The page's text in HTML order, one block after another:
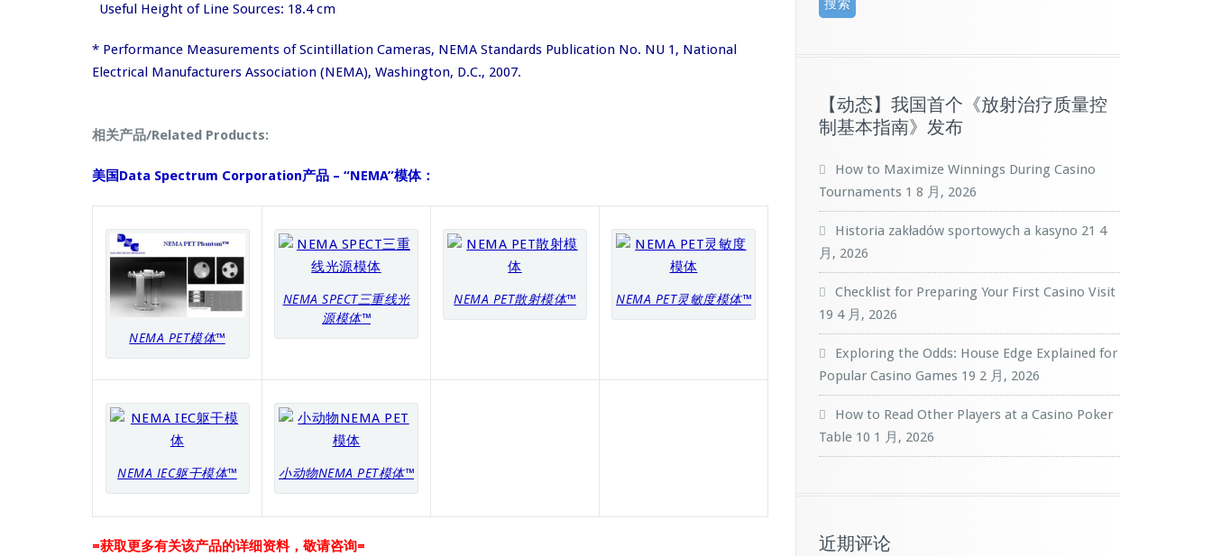
Useful Height of Line Sources: 18.4 cm
* Performance Measurements of Scintillation Cameras, NEMA Standards Publication No. NU 1, National
Electrical Manufacturers Association (NEMA), Washington, D.C., 2007.
相关产品/Related Products:
美国Data Spectrum Corporation产品 – “NEMA”模体：
NEMA PET模体™
NEMA SPECT三重线光
源模体™
NEMA PET散射模体™ NEMA PET灵敏度模体™
NEMA IEC躯干模体™ 小动物NEMA PET模体™
=获取更多有关该产品的详细资料，敬请咨询=
【动态】我国首个《放射治疗质量控
制基本指南》发布
How to Maximize Winnings During Casino
Tournaments 1 8 月, 2026
Historia zakładów sportowych a kasyno 21 4
月, 2026
Checklist for Preparing Your First Casino Visit
19 4 月, 2026
Exploring the Odds: House Edge Explained for
Popular Casino Games 19 2 月, 2026
How to Read Other Players at a Casino Poker
Table 10 1 月, 2026
近期评论